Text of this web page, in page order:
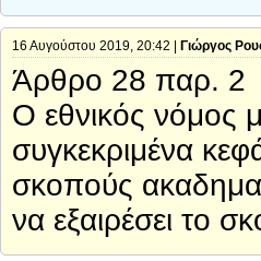
16 Αυγούστου 2019, 20:42 | Γιώργος
Άρθρο 28 παρ. 2
Ο εθνικός νόμος
συγκεκριμένα
σκοπούς
να εξαιρέσει το